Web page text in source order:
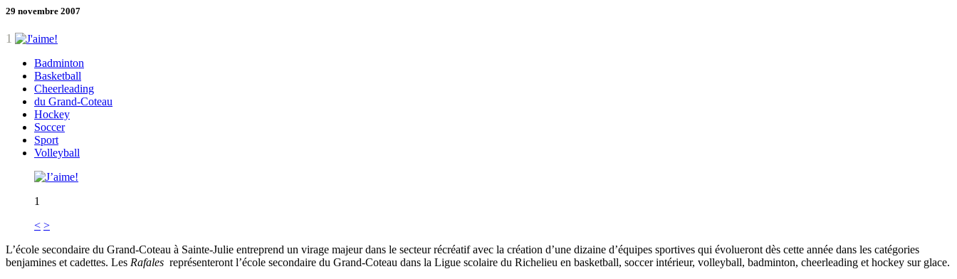
29 novembre 2007
1
Badminton
Basketball
Cheerleading
du Grand-Coteau
Hockey
Soccer
Sport
Volleyball
1
< >
L’école secondaire du Grand-Coteau à Sainte-Julie entreprend un virage majeur dans le secteur récréatif avec la création d’une dizaine d’équipes sportives qui évolueront dès cette année dans les catégories
benjamines et cadettes. Les Rafales représenteront l’école secondaire du Grand-Coteau dans la Ligue scolaire du Richelieu en basketball, soccer intérieur, volleyball, badminton, cheerleading et hockey sur glace.